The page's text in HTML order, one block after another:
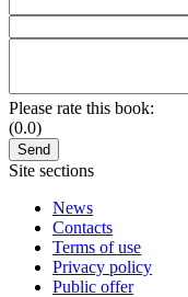
Please rate this book:
(0.0)
Site sections
News
Contacts
Terms of use
Privacy policy
Public offer